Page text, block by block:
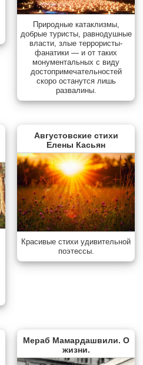
Природные катаклизмы,
добрые туристы, равнодушные
власти, злые террористы-
фанатики — и от таких
монументальных с виду
достопримечательностей
скоро останутся лишь
развалины.
Августовские стихи
Елены Касьян
Красивые стихи удивительной
поэтессы.
Мераб Мамардашвили. О
жизни.